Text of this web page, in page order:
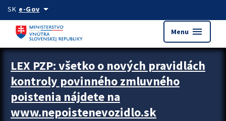
Preskocit na hlavný obsah
SK e-Govarrow_drop_down
Menu menu
Zastavit automatický posun upútavok
LEX PZP: všetko o nových pravidlách
kontroly povinného zmluvného
poistenia nájdete na
www.nepoistenevozidlo.sk